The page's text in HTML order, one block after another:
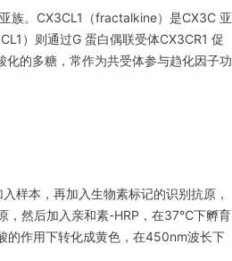
族。CX3CL1（fractalkine）是CX3C 亚
）则通过G 蛋白偶联受体CX3CR1 促
的多糖， 常作为共受体参与趋化因子功
样本，再加入生物素标记的识别抗原，
，然后加入亲和素-HRP，在37℃下孵育
的作用下转化成黄色，在450nm波长下